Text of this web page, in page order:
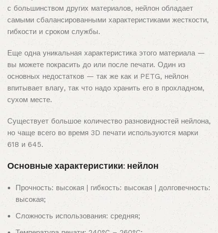
с большинством других материалов, нейлон обладает
самыми сбалансированными характеристиками жесткости,
гибкости и сроком службы.
Еще одна уникальная характеристика этого материала —
вы можете покрасить до или после печати. Один из
основных недостатков — так же как и PETG, нейлон
впитывает влагу, так что надо хранить его в прохладном,
сухом месте.
Существует большое количество разновидностей нейлона,
но чаще всего во время 3D печати используются марки
618 и 645.
Основные характеристики: нейлон
Прочность: высокая | гибкость: высокая | долговечность:
высокая;
Сложность использования: средняя;